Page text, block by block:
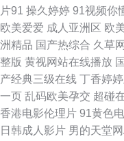
在线资源 91性愛 后入jK啪
91高清视频在线观看 精品国
超碰人妻人人色 综合另类第
月天 福利夜AV 亚洲激情小
片91 操久婷婷 91视频你
欧美爱爱 成人亚洲区 欧
洲精品 国产热综合 久草
整版 黄视网站在线播放
产经典三级在线 丁香婷
一页 乱码欧美孕交 超碰
香港电影伦理片 91黄色
日韩成人影片 男的天堂